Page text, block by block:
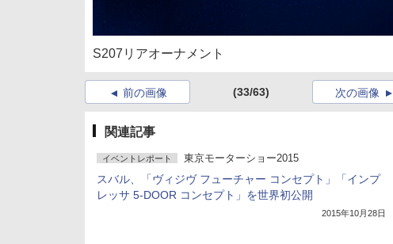
S207リアオーナメント
前の画像 (33/63) 次の画像
関連記事
イベントレポート 東京モーターショー2015
スバル、「ヴィジヴ フューチャー コンセプト」「インプ
レッサ 5-DOOR コンセプト」を世界初公開
2015年10月28日